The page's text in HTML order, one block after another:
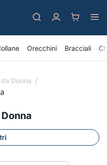
Orecchini Bracciali
Donna /